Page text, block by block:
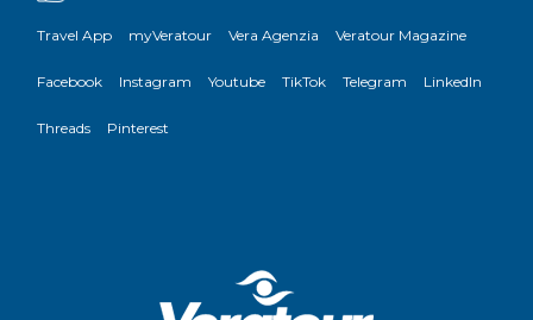
Travel App myVeratour Vera Agenzia Veratour Magazine
Facebook Instagram Youtube TikTok Telegram LinkedIn
Threads Pinterest